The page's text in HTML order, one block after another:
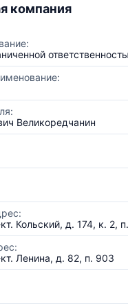
компания
Великоредчанин
Кольский, д. 174, к. 2,
Ленина, д. 82, п. 903